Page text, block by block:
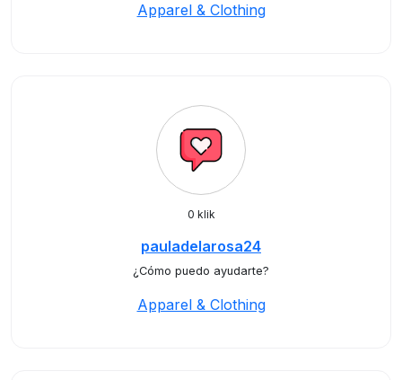
Apparel & Clothing
0 klik
pauladelarosa24
¿Cómo puedo ayudarte?
Apparel & Clothing